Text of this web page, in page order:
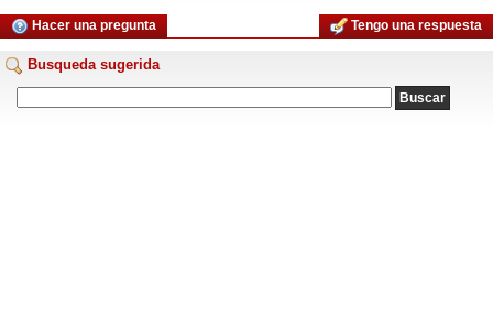
Hacer una pregunta Tengo una respuesta
Busqueda sugerida